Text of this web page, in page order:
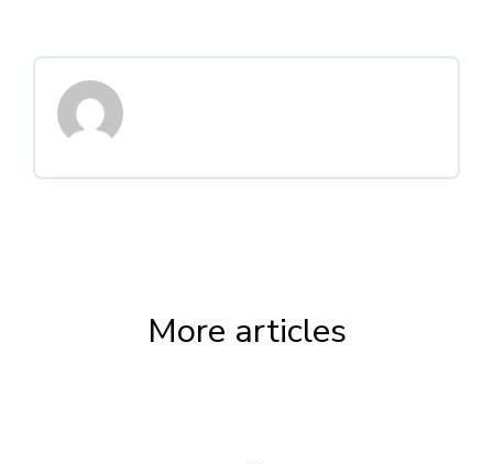
More articles